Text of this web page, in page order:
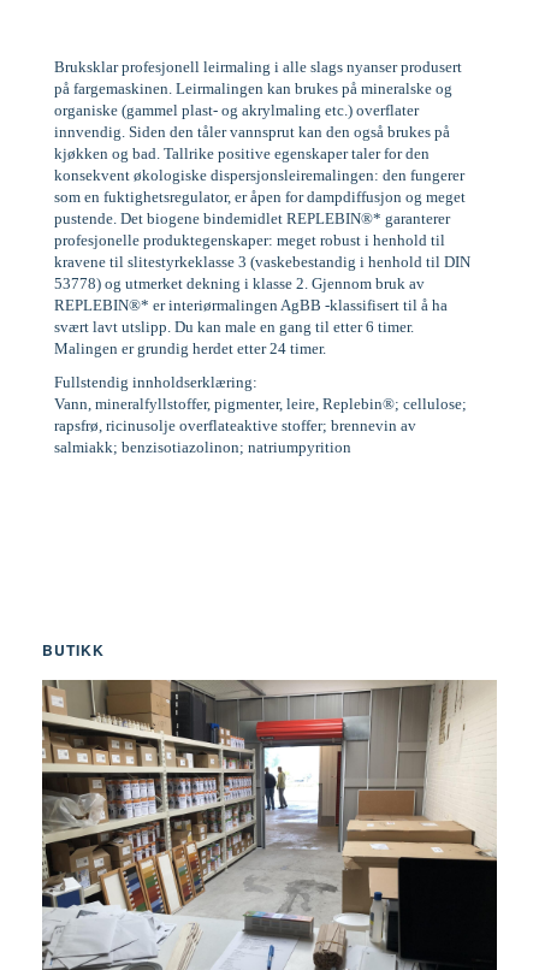
Bruksklar profesjonell leirmaling i alle slags nyanser produsert
på fargemaskinen. Leirmalingen kan brukes på mineralske og
organiske (gammel plast- og akrylmaling etc.) overflater
innvendig. Siden den tåler vannsprut kan den også brukes på
kjøkken og bad. Tallrike positive egenskaper taler for den
konsekvent økologiske dispersjonsleiremalingen: den fungerer
som en fuktighetsregulator, er åpen for dampdiffusjon og meget
pustende. Det biogene bindemidlet REPLEBIN®* garanterer
profesjonelle produktegenskaper: meget robust i henhold til
kravene til slitestyrkeklasse 3 (vaskebestandig i henhold til DIN
53778) og utmerket dekning i klasse 2. Gjennom bruk av
REPLEBIN®* er interiørmalingen AgBB -klassifisert til å ha
svært lavt utslipp. Du kan male en gang til etter 6 timer.
Malingen er grundig herdet etter 24 timer.
Fullstendig innholdserklæring:
Vann, mineralfyllstoffer, pigmenter, leire, Replebin®; cellulose;
rapsfrø, ricinusolje overflateaktive stoffer; brennevin av
salmiakk; benzisotiazolinon; natriumpyrition
BUTIKK